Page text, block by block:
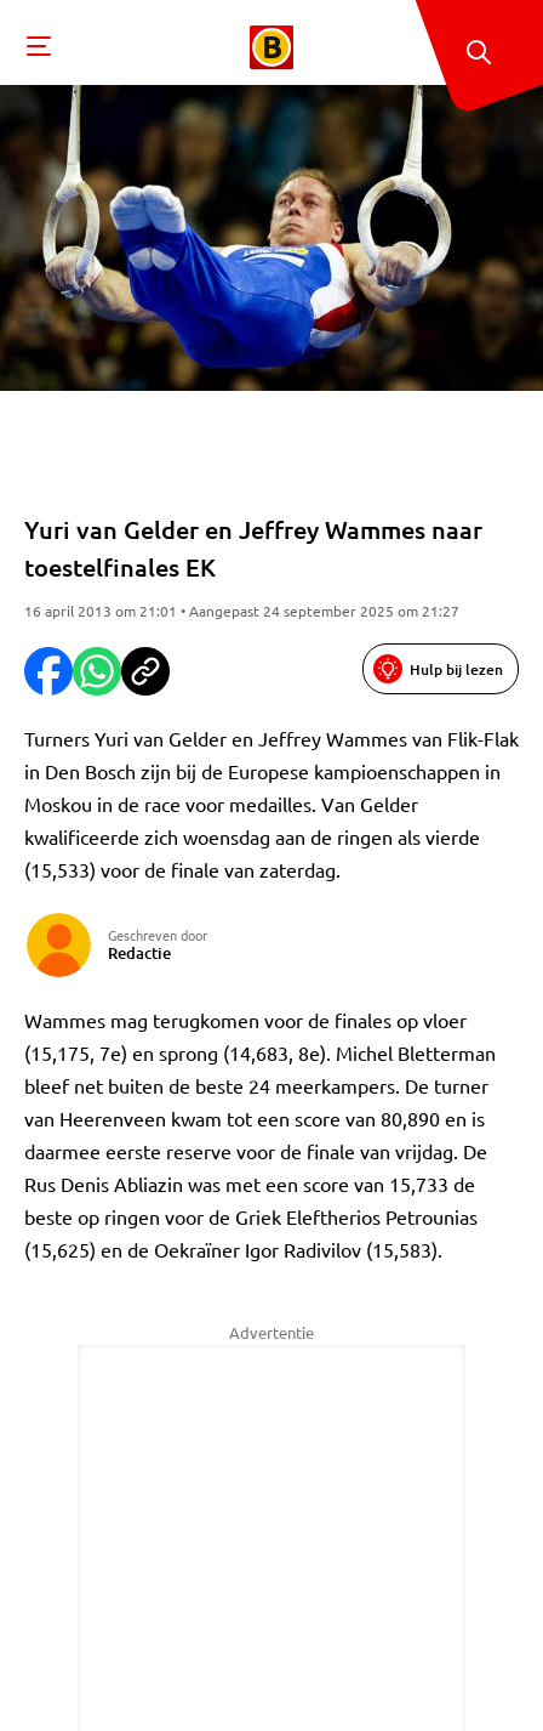
Yuri van Gelder en Jeffrey Wammes naar
toestelfinales EK
16 april 2013 om 21:01 • Aangepast 24 september 2025 om 21:27
Hulp bij lezen
Turners Yuri van Gelder en Jeffrey Wammes van Flik-Flak
in Den Bosch zijn bij de Europese kampioenschappen in
Moskou in de race voor medailles. Van Gelder
kwalificeerde zich woensdag aan de ringen als vierde
(15,533) voor de finale van zaterdag.
Geschreven door
Redactie
Wammes mag terugkomen voor de finales op vloer
(15,175, 7e) en sprong (14,683, 8e). Michel Bletterman
bleef net buiten de beste 24 meerkampers. De turner
van Heerenveen kwam tot een score van 80,890 en is
daarmee eerste reserve voor de finale van vrijdag. De
Rus Denis Abliazin was met een score van 15,733 de
beste op ringen voor de Griek Eleftherios Petrounias
(15,625) en de Oekraïner Igor Radivilov (15,583).
Advertentie